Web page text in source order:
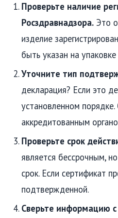
Проверьте наличие
Росздравнадзора. Это
изделие
быть указан на
Уточните тип
декларация? Если это
установленном
аккредитованным
Проверьте срок
является бессрочным,
срок. Если сертификат
подтвержденной.
Сверьте информацию